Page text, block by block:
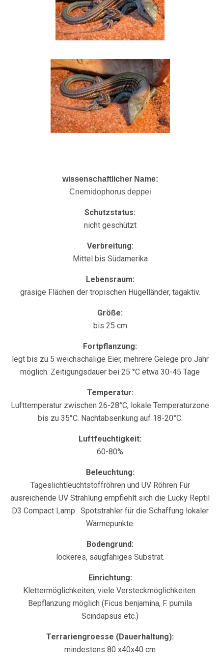
wissenschaftlicher Name:
Cnemidophorus deppei
Schutzstatus:
nicht geschützt
Verbreitung:
Mittel bis Südamerika
Lebensraum:
grasige Flächen der tropischen Hügelländer, tagaktiv.
Größe:
bis 25 cm
Fortpflanzung:
legt bis zu 5 weichschalige Eier, mehrere Gelege pro Jahr
möglich. Zeitigungsdauer bei 25 °C etwa 30-45 Tage
Temperatur:
Lufttemperatur zwischen 26-28°C, lokale Temperaturzone
bis zu 35°C. Nachtabsenkung auf 18-20°C.
Luftfeuchtigkeit:
60-80%
Beleuchtung:
Tageslichtleuchtstoffröhren und UV Röhren Für
ausreichende UV Strahlung empfiehlt sich die Lucky Reptil
D3 Compact Lamp . Spotstrahler für die Schaffung lokaler
Wärmepunkte.
Bodengrund:
lockeres, saugfähiges Substrat.
Einrichtung:
Klettermöglichkeiten, viele Versteckmöglichkeiten.
Bepflanzung möglich (Ficus benjamina, F. pumila
Scindapsus etc.)
Terrariengroesse (Dauerhaltung):
mindestens 80 x40x40 cm